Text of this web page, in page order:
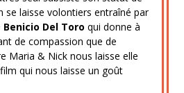
se laisse volontiers entraîné par
Benicio Del Toro qui donne à
de compassion que de
Maria & Nick nous laisse elle
qui nous laisse un goût